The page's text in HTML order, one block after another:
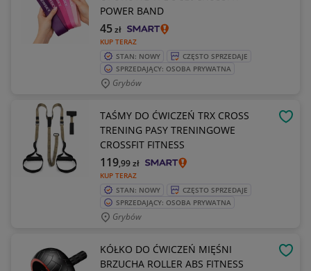
POWER BAND
KUP TERAZ
45zł
STAN: NOWY
CZĘSTO SPRZEDAJE
SPRZEDAJĄCY: OSOBA PRYWATNA
Grybów
TAŚMY DO ĆWICZEŃ TRX CROSS
TRENING PASY TRENINGOWE
CROSSFIT FITNESS
KUP TERAZ
119,99zł
STAN: NOWY
CZĘSTO SPRZEDAJE
SPRZEDAJĄCY: OSOBA PRYWATNA
Grybów
KÓŁKO DO ĆWICZEŃ MIĘŚNI
BRZUCHA ROLLER ABS FITNESS